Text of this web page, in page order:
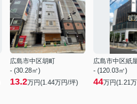
広島市中区胡町
- (30.28㎡)
13.2万円(1.44万円/坪)
広島市中区紙
- (120.03㎡)
44万円(1.21